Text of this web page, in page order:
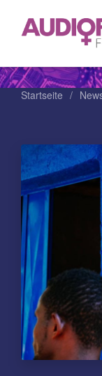
Startseite